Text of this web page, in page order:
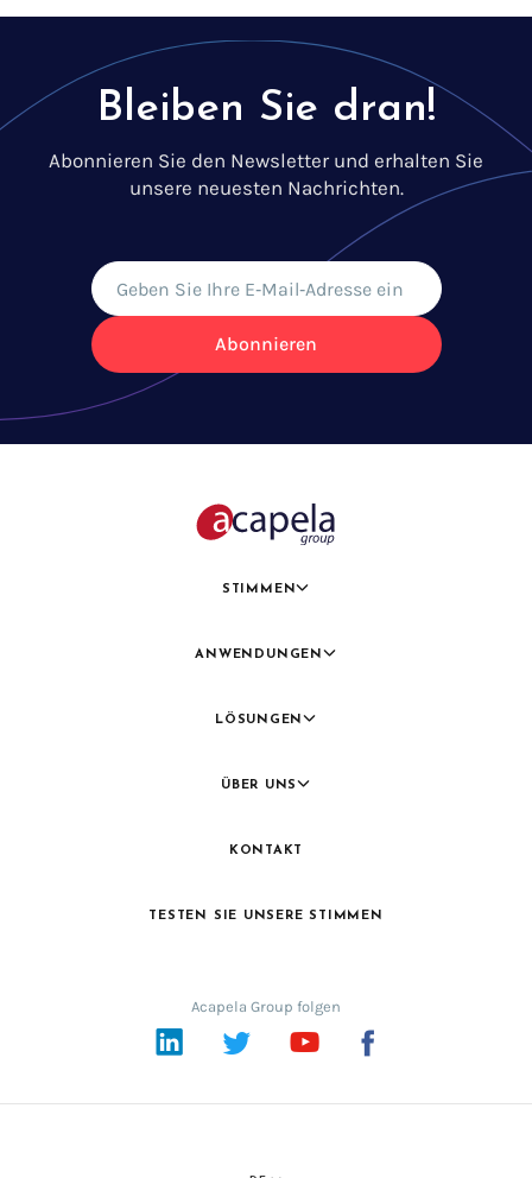
Bleiben Sie dran!
Abonnieren Sie den Newsletter und erhalten Sie
unsere neuesten Nachrichten.
Abonnieren
STIMMEN
ANWENDUNGEN
LÖSUNGEN
ÜBER UNS
KONTAKT
TESTEN SIE UNSERE STIMMEN
Acapela Group folgen
LinkedInTwitterYouTube